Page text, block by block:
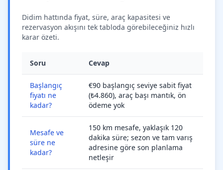
Didim hattında fiyat, süre, araç kapasitesi ve
rezervasyon akışını tek tabloda görebileceğiniz hızlı
karar özeti.
Soru Cevap
Başlangıç
fiyatı ne
kadar?
€90 başlangıç seviye sabit fiyat
(₺4.860), araç başı mantık, ön
ödeme yok
Mesafe ve
süre ne
kadar?
150 km mesafe, yaklaşık 120
dakika süre; sezon ve tam varış
adresine göre son planlama
netleşir